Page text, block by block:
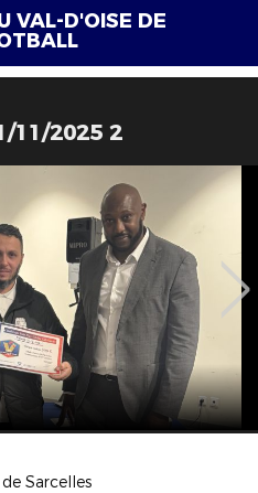
VAL-D'OISE DE
11/2025 2
Sarcelles